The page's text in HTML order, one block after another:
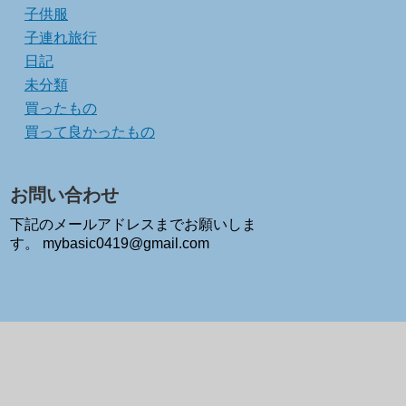
子供服
子連れ旅行
日記
未分類
買ったもの
買って良かったもの
お問い合わせ
下記のメールアドレスまでお願いしま
す。 mybasic0419@gmail.com